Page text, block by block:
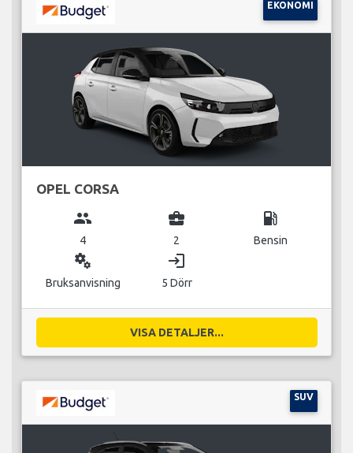
EKONOMI
OPEL CORSA
group
4
business_center
2
local_gas_station
Bensin
miscellaneous_services
Bruksanvisning
login
5 Dörr
VISA DETALJER...
SUV